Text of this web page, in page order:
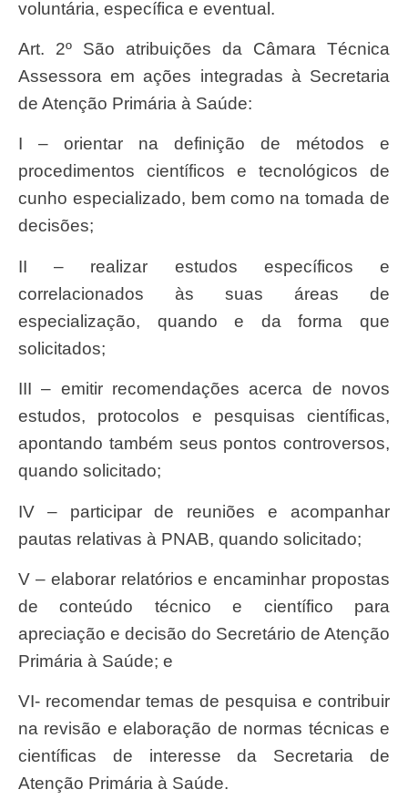
voluntária, específica e eventual.
Art. 2º São atribuições da Câmara Técnica
Assessora em ações integradas à Secretaria
de Atenção Primária à Saúde:
I – orientar na definição de métodos e
procedimentos científicos e tecnológicos de
cunho especializado, bem como na tomada de
decisões;
II – realizar estudos específicos e
correlacionados às suas áreas de
especialização, quando e da forma que
solicitados;
III – emitir recomendações acerca de novos
estudos, protocolos e pesquisas científicas,
apontando também seus pontos controversos,
quando solicitado;
IV – participar de reuniões e acompanhar
pautas relativas à PNAB, quando solicitado;
V – elaborar relatórios e encaminhar propostas
de conteúdo técnico e científico para
apreciação e decisão do Secretário de Atenção
Primária à Saúde; e
VI- recomendar temas de pesquisa e contribuir
na revisão e elaboração de normas técnicas e
científicas de interesse da Secretaria de
Atenção Primária à Saúde.